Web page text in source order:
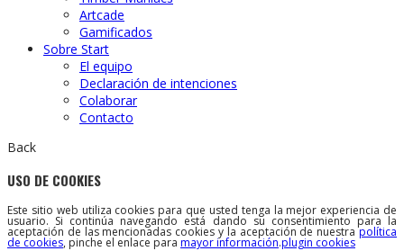
Artcade
Gamificados
Sobre Start
El equipo
Declaración de intenciones
Colaborar
Contacto
Back
USO DE COOKIES
Este sitio web utiliza cookies para que usted tenga la mejor experiencia de
usuario. Si continúa navegando está dando su consentimiento para la
aceptación de las mencionadas cookies y la aceptación de nuestrapolítica
de cookies, pinche el enlace para mayor información.plugin cookies